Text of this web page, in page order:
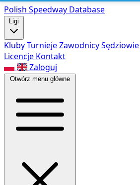
Polish Speedway Database
Ligi
KlubyTurniejeZawodnicySędziowie
Licencje Kontakt
Zaloguj
Otwórz menu główne